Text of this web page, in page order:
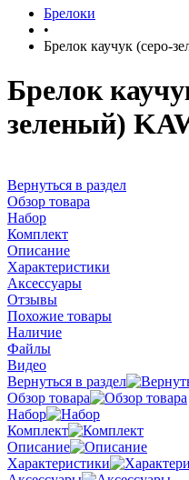
Брелоки
•
Брелок каучук (серо-
Брелок
зеленый)
Вернуться в раздел
Обзор товара
Набор
Комплект
Описание
Характеристики
Аксессуары
Отзывы
Похожие товары
Наличие
Файлы
Видео
Вернуться в раздел
Обзор товара
Набор
Комплект
Описание
Характеристики